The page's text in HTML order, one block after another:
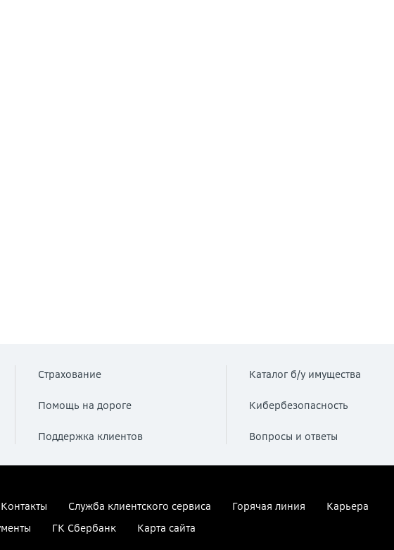
Страхование
Помощь на дороге
Поддержка клиентов
Каталог б/у имущества
Кибербезопасность
Вопросы и ответы
Контакты Служба клиентского сервиса Горячая линия
Карьера
ГК Сбербанк Карта сайта